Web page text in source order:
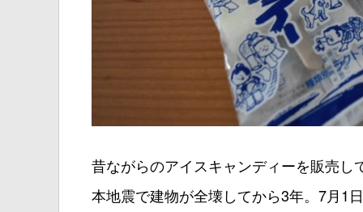
昔ながらのアイスキャンディーを販売し
本地震で建物が全壊してから3年。7月1